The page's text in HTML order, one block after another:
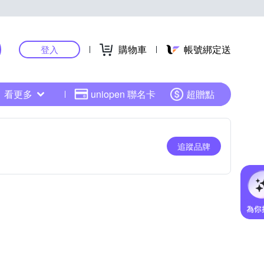
登入 購物車 帳號綁定送
看更多 uniopen 聯名卡 超贈點
追蹤品牌